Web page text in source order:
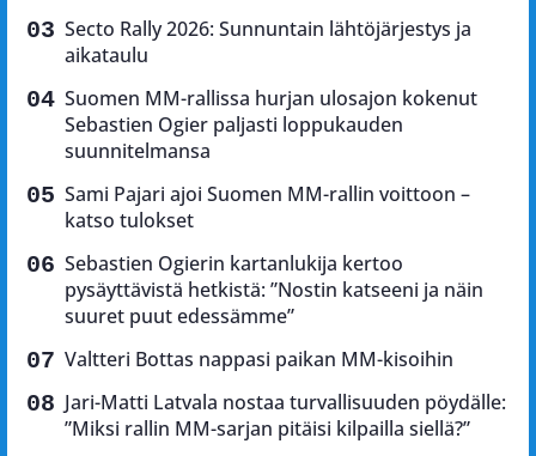
Secto Rally 2026: Sunnuntain lähtöjärjestys ja
aikataulu
Suomen MM-rallissa hurjan ulosajon kokenut
Sebastien Ogier paljasti loppukauden
suunnitelmansa
Sami Pajari ajoi Suomen MM-rallin voittoon –
katso tulokset
Sebastien Ogierin kartanlukija kertoo
pysäyttävistä hetkistä: ”Nostin katseeni ja näin
suuret puut edessämme”
Valtteri Bottas nappasi paikan MM-kisoihin
Jari-Matti Latvala nostaa turvallisuuden pöydälle:
”Miksi rallin MM-sarjan pitäisi kilpailla siellä?”